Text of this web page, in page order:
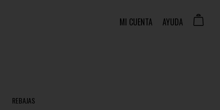
MI CUENTA AYUDA
REBAJAS